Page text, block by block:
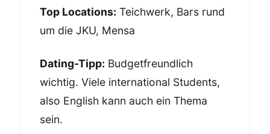
Top Locations: Teichwerk, Bars rund
um die JKU, Mensa
Dating-Tipp: Budgetfreundlich
wichtig. Viele international Students,
also English kann auch ein Thema
sein.